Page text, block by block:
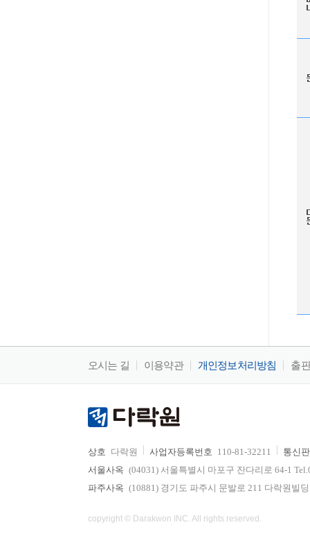
오시는 길 이용약관 개인정보처리방침 출
상호 다락원 사업자등록번호 110-81-32211
통신
서울사옥 (04031) 서울특별시 마포구 잔다리로 64-1
파주사옥 (10881) 경기도 파주시 문발로 211 다락원빌
copyright © Darakwon INC. All rights reserved.